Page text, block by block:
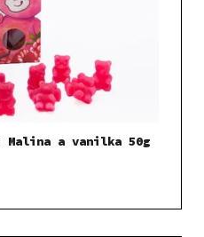
Malina a vanilka 50g